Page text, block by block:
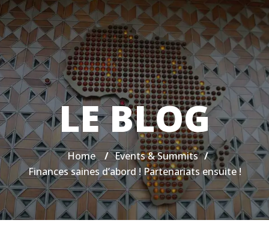
LE BLOG
Home / Events & Summits /
Finances saines d’abord ! Partenariats ensuite !